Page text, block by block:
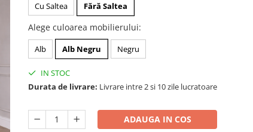
Cu Saltea Fără Saltea
Alege culoarea mobilierului:
Alb Alb Negru Negru
IN STOC
Durata de livrare: Livrare intre 2 si 10 zile lucratoare
ADAUGA IN COS